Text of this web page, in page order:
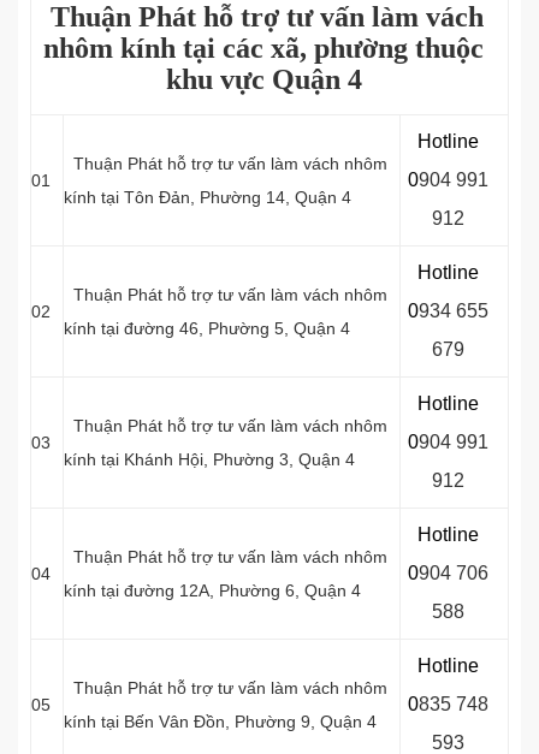
Thuận Phát hỗ trợ tư vấn làm vách
nhôm kính tại các xã, phường thuộc
khu vực Quận 4
01
Thuận Phát hỗ trợ tư vấn làm vách nhôm
kính tại Tôn Ðản, Phường 14, Quận 4
Hotline
0904 991
912
02
Thuận Phát hỗ trợ tư vấn làm vách nhôm
kính tại đường 46, Phường 5, Quận 4
Hotline
0934 655
679
03
Thuận Phát hỗ trợ tư vấn làm vách nhôm
kính tại Khánh Hội, Phường 3, Quận 4
Hotline
0904 991
912
04
Thuận Phát hỗ trợ tư vấn làm vách nhôm
kính tại đường 12A, Phường 6, Quận 4
Hotline
0904 706
588
05
Thuận Phát hỗ trợ tư vấn làm vách nhôm
kính tại Bến Vân Đồn, Phường 9, Quận 4
Hotline
0835 748
593